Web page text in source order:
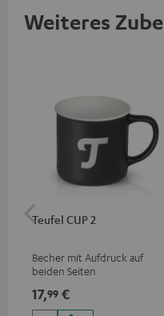
Weiteres
Teufel CUP 2
Becher mit Aufdruck auf
beiden Seiten
17,99 €